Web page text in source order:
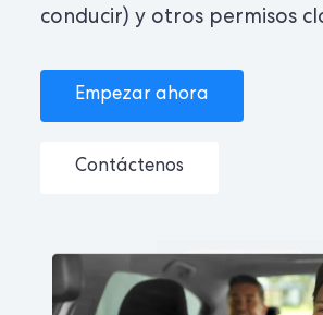
conducir) y otros permisos
Empezar ahora
Contáctenos